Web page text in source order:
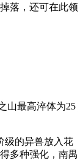
落，还可在此领
山最高淬体为25
的异兽放入花
多种强化，南禺